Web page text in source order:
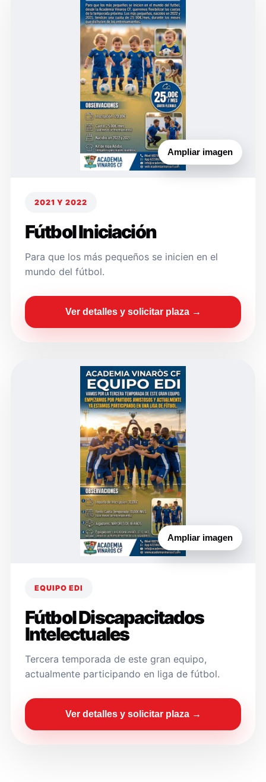
Ampliar imagen
2021 Y 2022
Fútbol Iniciación
Para que los más pequeños se inicien en el
mundo del fútbol.
Ver detalles y solicitar plaza →
Ampliar imagen
EQUIPO EDI
Fútbol Discapacitados
Intelectuales
Tercera temporada de este gran equipo,
actualmente participando en liga de fútbol.
Ver detalles y solicitar plaza →